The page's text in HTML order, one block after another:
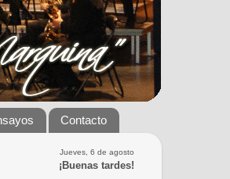
Contacto
Jueves, 6 de agosto
¡Buenas tardes!